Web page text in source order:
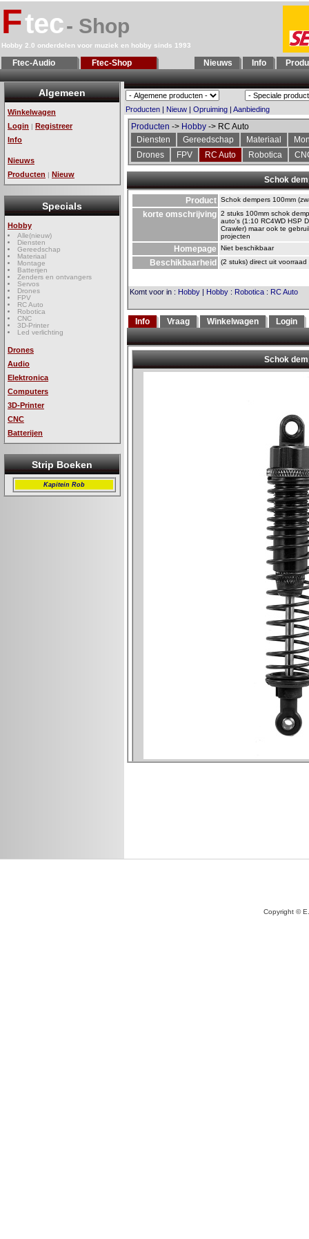
Ftec- Shop
Hobby 2.0 onderdelen voor muziek en hobby sinds 1993
Ftec-Audio Ftec-Shop Nieuws Info
Algemeen
Winkelwagen
Login | Registreer
Info
Nieuws
Producten | Nieuw
Specials
Hobby
Alle(nieuw)
Diensten
Gereedschap
Materiaal
Montage
Batterijen
Zenders en ontvangers
Servos
Drones
FPV
RC Auto
Robotica
CNC
3D-Printer
Led verlichting
Drones
Audio
Elektronica
Computers
3D-Printer
CNC
Batterijen
Strip Boeken
Kapitein Rob
Producten | Nieuw | Opruiming | Aanbieding
Producten -> Hobby -> RC Auto
Diensten
Gereedschap Materiaal
Drones
FPV RC Auto Robotica
Schok
Product Schok dempers 100mm
korte omschrijving 2 stuks 100mm schok
auto's (1:10 RC4WD HSP
Crawler) maar ook te
projecten
Homepage Niet beschikbaar
Beschikbaarheid (2 stuks) direct uit voorraad
Komt voor in : Hobby | Hobby : Robotica : RC Auto
Info Vraag Winkelwagen Login
Copyright ©